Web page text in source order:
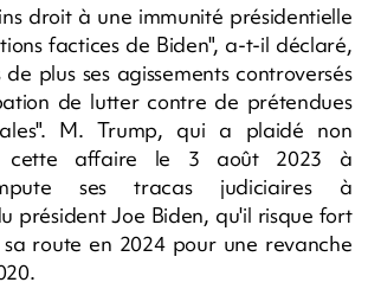
droit à une immunité présidentielle
factices de Biden", a-t-il déclaré,
plus ses agissements controversés
de lutter contre de prétendues
M. Trump, qui a plaidé non
cette affaire le 3 août 2023 à
ses tracas judiciaires à
président Joe Biden, qu'il risque fort
route en 2024 pour une revanche